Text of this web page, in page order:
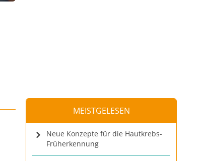
MEISTGELESEN
Neue Konzepte für die Hautkrebs-
Früherkennung